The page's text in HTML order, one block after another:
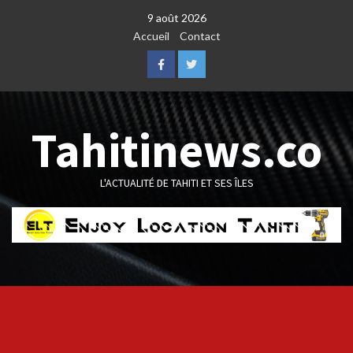
9 août 2026
Accueil
Contact
FacebookTwitter
Tahitinews.co
L'ACTUALITÉ DE TAHITI ET SES ÎLES